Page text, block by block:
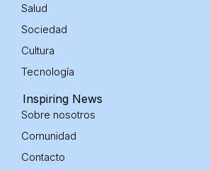
Salud
Sociedad
Cultura
Tecnología
Inspiring News
Sobre nosotros
Comunidad
Contacto